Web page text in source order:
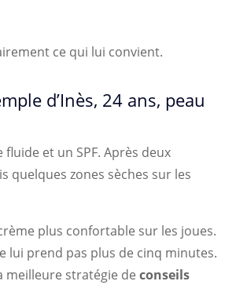
ce qui lui convient.
d’Inès, 24 ans, peau
et un SPF. Après deux
quelques zones sèches sur les
plus confortable sur les joues.
lui prend pas plus de cinq minutes.
meilleure stratégie de conseils